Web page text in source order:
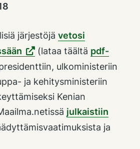
järjestöjä vetosi
(lataa täältä pdf-
ulkoministeriin
ja kehitysministeriin
Kenian
julkaistiin
ja